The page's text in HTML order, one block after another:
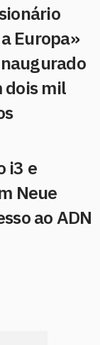
Europa»
dois mil
i3 e
Neue
ao ADN